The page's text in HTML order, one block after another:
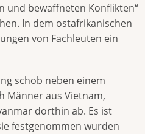
und bewaffneten Konflikten“
In dem ostafrikanischen
von Fachleuten ein
schob neben einem
Männer aus Vietnam,
dorthin ab. Es ist
festgenommen wurden